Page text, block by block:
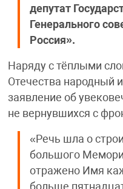
депутат
Генерального
Россия».
Наряду с тёплыми
Отечества народный
заявление об
не вернувшихся с
«Речь шла о
большого
отражено Имя